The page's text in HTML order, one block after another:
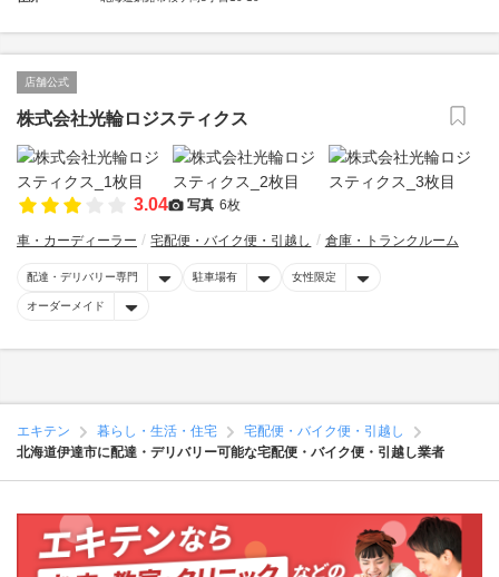
店舗公式
株式会社光輪ロジスティクス
3.04 写真 6枚
車・カーディーラー 宅配便・バイク便・引越し 倉庫・トランクルーム
配達・デリバリー専門 駐車場有 女性限定
オーダーメイド
エキテン 暮らし・生活・住宅
宅配便・バイク便・引越し
北海道伊達市に配達・デリバリー可能な宅配便・バイク便・引越し業者